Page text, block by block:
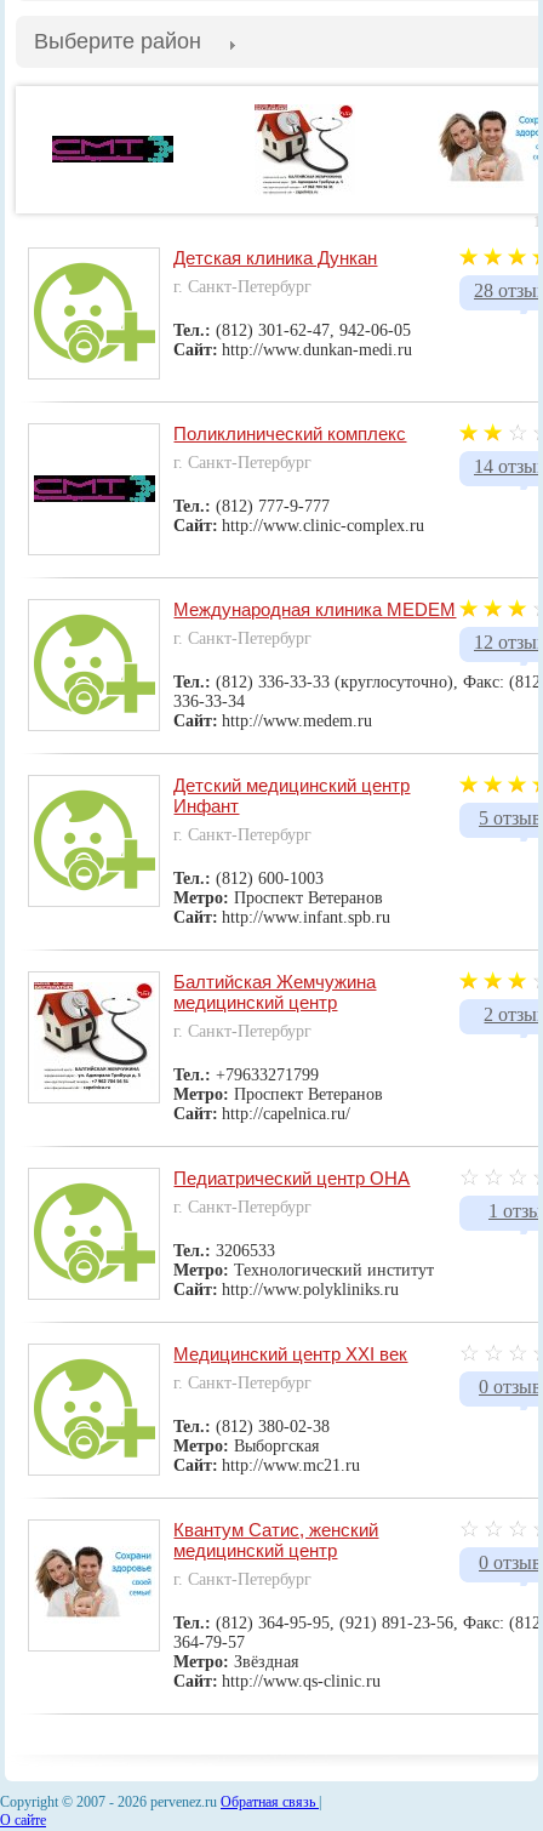
Выберите район
28
Детская клиника Дункан
г. Санкт-Петербург
Тел.:(812) 301-62-47, 942-06-05
Сайт: http://www.dunkan-medi.ru
14
Поликлинический комплекс
г. Санкт-Петербург
Тел.:(812) 777-9-777
Сайт: http://www.clinic-complex.ru
12
Международная клиника MEDEM
г. Санкт-Петербург
Тел.:(812) 336-33-33 (круглосуточно), Факс:
336-33-34
Сайт: http://www.medem.ru
5
Детский медицинский центр
Инфант
г. Санкт-Петербург
Тел.:(812) 600-1003
Метро:Проспект Ветеранов
Сайт: http://www.infant.spb.ru
2
Балтийская Жемчужина
медицинский центр
г. Санкт-Петербург
Тел.:+79633271799
Метро:Проспект Ветеранов
Сайт: http://capelnica.ru/
1
Педиатрический центр ОНА
г. Санкт-Петербург
Тел.:3206533
Метро:Технологический институт
Сайт: http://www.polykliniks.ru
0
Медицинский центр XXI век
г. Санкт-Петербург
Тел.:(812) 380-02-38
Метро:Выборгская
Сайт: http://www.mc21.ru
0
Квантум Сатис, женский
медицинский центр
г. Санкт-Петербург
Тел.:(812) 364-95-95, (921) 891-23-56, Факс:
364-79-57
Метро:Звёздная
Сайт: http://www.qs-clinic.ru
Copyright © 2007 - 2026 pervenez.ru Обратная связь
О сайте